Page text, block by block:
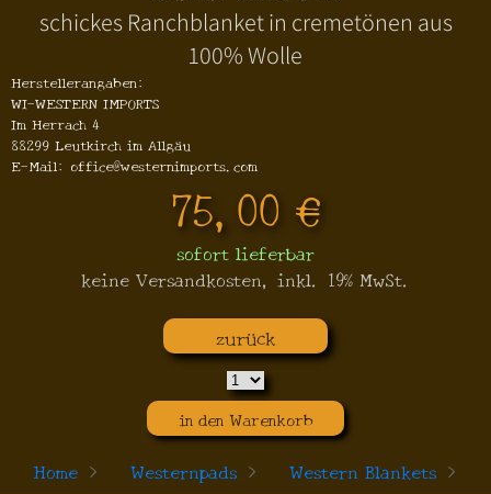
schickes Ranchblanket in cremetönen aus
100% Wolle
Herstellerangaben:
WI-WESTERN IMPORTS
Im Herrach 4
88299 Leutkirch im Allgäu
E-Mail: office@westernimports.com
75,00 €
sofort lieferbar
keine Versandkosten, inkl. 19% MwSt.
zurück
in den Warenkorb
Home > Westernpads > Western Blankets >